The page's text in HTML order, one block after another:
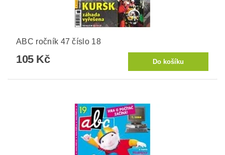
ABC ročník 47 číslo 18
105 Kč